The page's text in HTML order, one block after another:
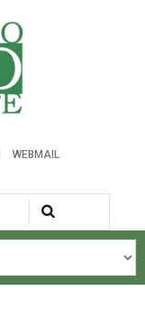
WEBMAIL